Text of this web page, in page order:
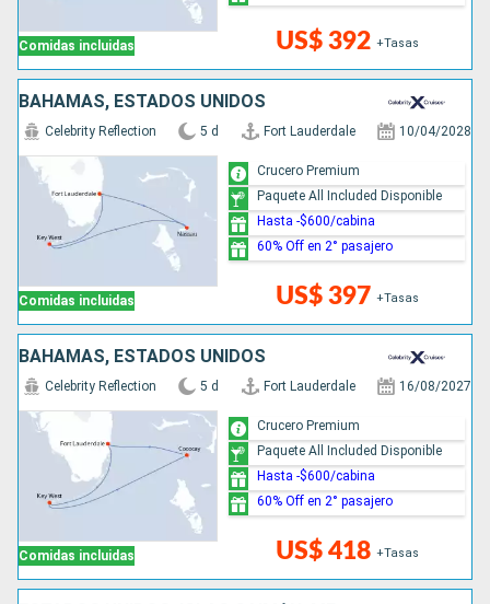
Comidas incluidas US$ 392 +Tasas
BAHAMAS, ESTADOS UNIDOS
Comidas incluidas
Celebrity Reflection 5 d Fort Lauderdale 10/04/2028
US$ 397 +Tasas
Crucero Premium
Paquete All Included Disponible
Hasta -$600/cabina
60% Off en 2° pasajero
BAHAMAS, ESTADOS UNIDOS
Comidas incluidas
Celebrity Reflection 5 d Fort Lauderdale 16/08/2027
US$ 418 +Tasas
Crucero Premium
Paquete All Included Disponible
Hasta -$600/cabina
60% Off en 2° pasajero